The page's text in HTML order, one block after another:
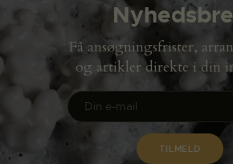
Få ansøgningsfrister,
og artikler direkte i din